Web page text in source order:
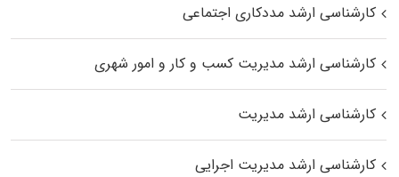
کارشناسی ارشد مددکاری اجتماعی
کارشناسی ارشد مدیریت کسب و کار و امور شهری
کارشناسی ارشد مدیریت
کارشناسی ارشد مدیریت اجرایی